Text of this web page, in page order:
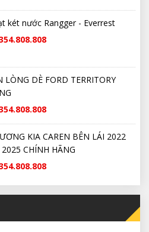
két nước Rangger - Everrest
LÒNG DÈ FORD TERRITORY
KIA CAREN BÊN LÁI 2022
CHÍNH HÃNG